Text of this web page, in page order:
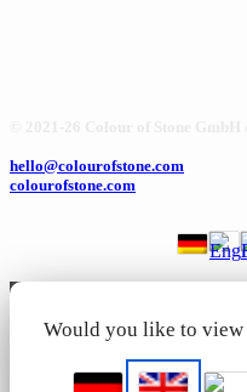
hello@colourofstone.com
colourofstone.com
Would you like to view